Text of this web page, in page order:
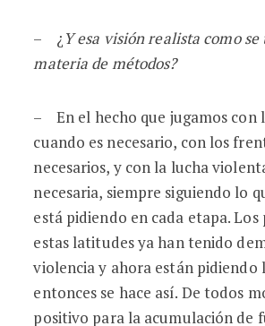
– ¿ Y esa visión realista como
materia de métodos?
– En el hecho que jugamos con
cuando es necesario, con los
necesarios, y con la lucha
necesaria, siempre siguiendo lo
está pidiendo en cada etapa. Los
estas latitudes ya han tenido
violencia y ahora están pidiendo
entonces se hace así. De todos
positivo para la acumulación de